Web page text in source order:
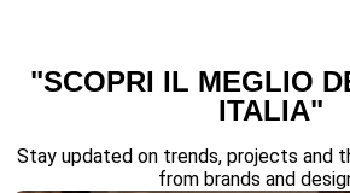
"SCOPRI IL MEGLIO
ITALIA"
Stay updated on trends, projects and
from brands and